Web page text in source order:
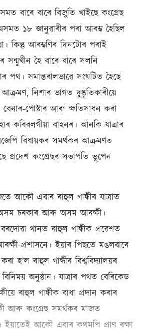
বাৰে বাৰে বিজুতি খাইছে কংগ্ৰেছ
১৮ জানুৱাৰীৰ পৰা আৰম্ভ হৈছিল
কিন্তু আৰম্ভণিৰ দিনটোৰ পৰাই
সন্মুখীন হৈ বাৰে বাৰে সলনি
পথ। সমান্তৰালভাৱে সংঘটিত হৈছে
নিশাৰ ভাগত দুষ্কৃতিকাৰীয়ে
বেনাৰ-পোষ্টাৰ আৰু ক্ষতিসাধন কৰা
কৰিবলগীয়া বাহনৰ। আনকি যাত্ৰাৰ
বিধায়কৰ সমৰ্থকৰ আক্ৰমণত
প্ৰদেশ কংগ্ৰেছৰ সভাপতি ভূপেন
আকৌ এবাৰ ৰাহুল গান্ধীৰ যাত্ৰাত
অসম চৰকাৰ আৰু অসম আৰক্ষী।
থানত ৰাহুল গান্ধীক প্ৰৱেশত
প্ৰশাসনে। ইয়াৰ পিছতে মঙলবাৰে
হ’ল ৰাহুল গান্ধীৰ বিশ্ববিদ্যালয়ৰ
বিনিময় অনুষ্ঠান। যাত্ৰাৰ পথত বেৰিকেড
ৰাহুল গান্ধীক বাধা প্ৰদান কৰাৰ
আৰু কংগ্ৰেছ সমৰ্থকৰ মাজত
ইয়াতেই আকৌ এবাৰ কথমপি প্ৰাণ ৰক্ষা